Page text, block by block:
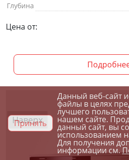
Глубина
Цена от:
Наверх
Принять
Данный веб-сайт
файлы в целях
лучшего
нашем сайте.
данный сайт, вы
использованием
Для получения
информации см.